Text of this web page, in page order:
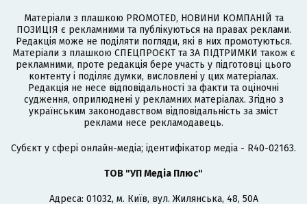
Матеріали з плашкою PROMOTED, НОВИНИ КОМПАНІЙ та
ПОЗИЦІЯ є рекламними та публікуються на правах реклами.
Редакція може не поділяти погляди, які в них промотуються.
Матеріали з плашкою СПЕЦПРОЄКТ та ЗА ПІДТРИМКИ також є
рекламними, проте редакція бере участь у підготовці цього
контенту і поділяє думки, висловлені у цих матеріалах.
Редакція не несе відповідальності за факти та оціночні
судження, оприлюднені у рекламних матеріалах. Згідно з
українським законодавством відповідальність за зміст
реклами несе рекламодавець.
Cубєкт у сфері онлайн-медіа; ідентифікатор медіа - R40-02163.
ТОВ "УП Медіа Плюс"
Адреса: 01032, м. Київ, вул. Жилянська, 48, 50А